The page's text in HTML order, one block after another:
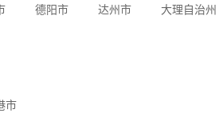
德阳市 达州市 大理自治州
市